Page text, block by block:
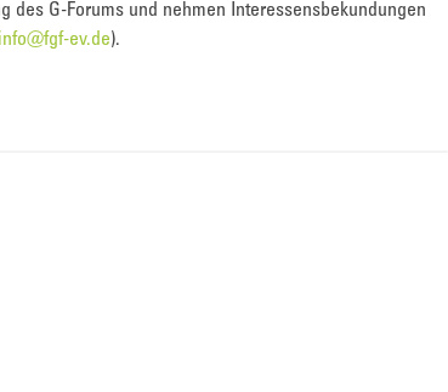
G-Forums und nehmen Interessensbekundungen
info@fgf-ev.de).